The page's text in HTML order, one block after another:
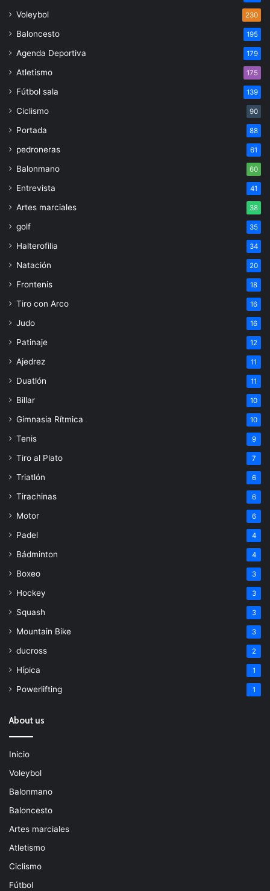
Voleybol 230
Baloncesto 195
Agenda Deportiva 179
Atletismo 175
Fútbol sala 139
Ciclismo 90
Portada 88
pedroneras 61
Balonmano 60
Entrevista 41
Artes marciales 38
golf 35
Halterofilia 34
Natación 20
Frontenis 18
Tiro con Arco 16
Judo 16
Patinaje 12
Ajedrez 11
Duatlón 11
Billar 10
Gimnasia Rítmica 10
Tenis 9
Tiro al Plato 7
Triatlón 6
Tirachinas 6
Motor 6
Padel 4
Bádminton 4
Boxeo 3
Hockey 3
Squash 3
Mountain Bike 3
ducross 2
Hípica 1
Powerlifting 1
About us
Inicio
Voleybol
Balonmano
Baloncesto
Artes marciales
Atletismo
Ciclismo
Fútbol